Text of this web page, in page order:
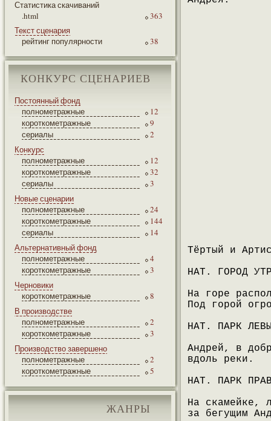
Статистика скачиваний
.html
363
Текст сценария
рейтинг популярности
38
КОНКУРС СЦЕНАРИЕВ
Постоянный фонд
полнометражные
12
короткометражные
9
сериалы
2
Конкурс
полнометражные
12
короткометражные
32
сериалы
3
Новые сценарии
полнометражные
24
короткометражные
144
сериалы
14
Альтернативный фонд
полнометражные
4
короткометражные
3
Черновики
короткометражные
8
В производстве
полнометражные
2
короткометражные
3
Производство завершено
полнометражные
2
короткометражные
5
ЖАНРЫ
Тёртый и
НАТ. ГОРОД
На горе
Под горой
НАТ. ПАРК
Андрей, в
вдоль реки.
НАТ. ПАРК
На скамейке,
за бегущим